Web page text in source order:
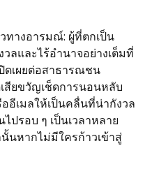
ทางอารมณ์: ผู้ที่ตกเป็น
ลและไร้อำนาจอย่างเต็มที่
ดเผยต่อสาธารณชน
สียขวัญเช็ดการนอนหลับ
อีเมลให้เป็นคลื่นที่น่ากังวล
ปรอบ ๆ เป็นเวลาหลาย
นหากไม่มีใครก้าวเข้าสู่